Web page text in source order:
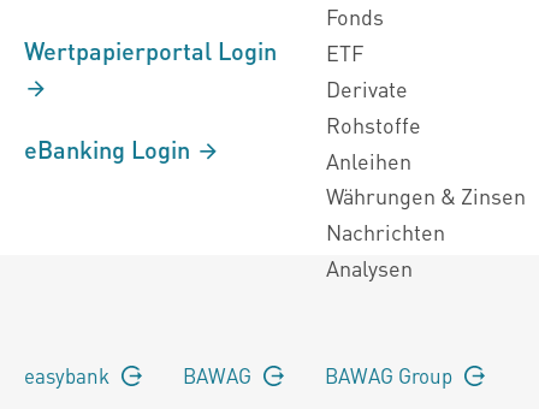
Wertpapierportal Login
eBanking Login
Fonds
ETF
Derivate
Rohstoffe
Anleihen
Währungen & Zinsen
Nachrichten
Analysen
easybank BAWAG BAWAG Group